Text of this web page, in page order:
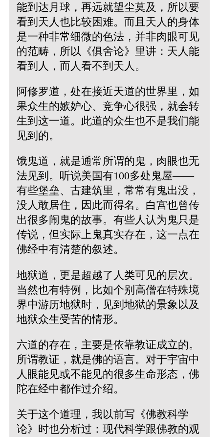
能到达月球，再远就望尘莫及，所以要
看到天人也比较困难。而且天人的身体
是一种非常细微的色法，并非肉眼可见
的范畴，所以《俱舍论》里讲：天人能
看到人，而人看不到天人。
阿修罗道，处在接近天道的世界里，如
果众生的嫉妒心、竞争心很强，就会转
生到这一道。此道的众生也不是我们能
见到的。
饿鬼道，就是通常所谓的鬼，肉眼也无
法见到。听说美国有100多处鬼屋——
有些堡垒、古建筑里，常常有鬼出没，
没人敢居住，因此而得名。白宫也曾传
出很多闹鬼的故事。有些人认为鬼只是
传说，但实际上鬼真实存在，这一点在
佛经中有清楚的叙述。
地狱道，更是超越了人类可见的层次。
当然也有特例，比如个别高僧在特殊境
界中游历地狱时，见到地狱的景象以及
地狱众生受苦的情形。
六道的存在，主要是依靠教证成立的。
所谓教证，就是佛的语言。对于宇宙中
人眼能见或不能见的很多生命形态，佛
陀在经中都作过介绍。
关于这个道理，我以前写《佛教科学
论》时也分析过：现代科学跟佛教的观